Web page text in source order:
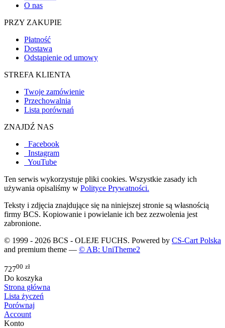
O nas
PRZY ZAKUPIE
Płatność
Dostawa
Odstąpienie od umowy
STREFA KLIENTA
Twoje zamówienie
Przechowalnia
Lista porównań
ZNAJDŹ NAS
Facebook
Instagram
YouTube
Ten serwis wykorzystuje pliki cookies. Wszystkie zasady ich
używania opisaliśmy w Polityce Prywatności.
Teksty i zdjęcia znajdujące się na niniejszej stronie są własnością
firmy BCS. Kopiowanie i powielanie ich bez zezwolenia jest
zabronione.
© 1999 - 2026 BCS - OLEJE FUCHS. Powered by CS-Cart Polska
and premium theme — © AB: UniTheme2
72700 zł
Do koszyka
Strona główna
Lista życzeń
Porównaj
Account
Konto